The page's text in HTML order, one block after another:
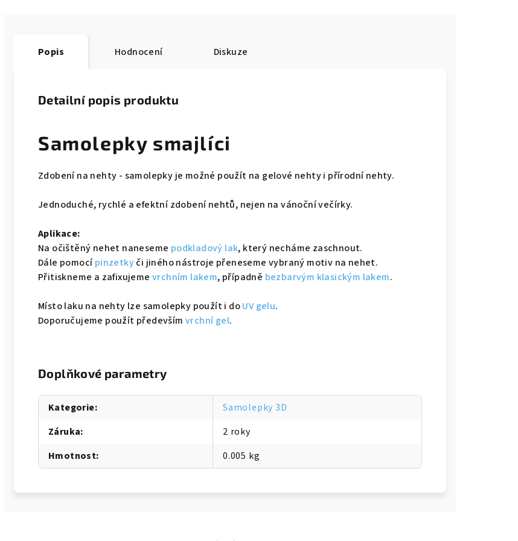
Popis Hodnocení Diskuze
Detailní popis produktu
Samolepky smajlíci
Zdobení na nehty - samolepky je možné použít na gelové nehty i přírodní nehty.
Jednoduché, rychlé a efektní zdobení nehtů, nejen na vánoční večírky.
Aplikace:
Na očištěný nehet naneseme podkladový lak, který necháme zaschnout.
Dále pomocípinzetkyči jiného nástroje přeneseme vybraný motiv na nehet.
Přitiskneme a zafixujeme vrchním lakem, případně bezbarvým klasickým lakem.
Místo laku na nehty lze samolepky použít i doUV gelu.
Doporučujeme použít především vrchní gel.
Doplňkové parametry
Kategorie:
Samolepky 3D
Záruka:
2 roky
Hmotnost: 0.005 kg